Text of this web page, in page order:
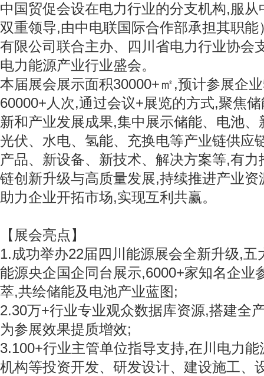
中国贸促会设在电力行业的分支机构,服
双重领导,由中电联国际合作部承担其职
有限公司联合主办、四川省电力行业协会
电力能源产业行业盛会。
本届展会展示面积30000+㎡,预计参展企
60000+人次,通过会议+展览的方式,聚焦
新和产业发展成果,集中展示储能、电池
光伏、水电、氢能、充换电等产业链供应
产品、新设备、新技术、解决方案等,有
链创新升级与高质量发展,持续推进产业
助力企业开拓市场,实现互利共赢。
【展会亮点】
1.成功举办22届四川能源展会全新升级,五
能源央企国企同台展示,6000+家知名企业
萃,共绘储能及电池产业蓝图;
2.30万+行业专业观众数据库资源,搭建全
为参展效果提质增效;
3.100+行业主管单位指导支持,在川电力
机构等投资开发、研发设计、建设施工、